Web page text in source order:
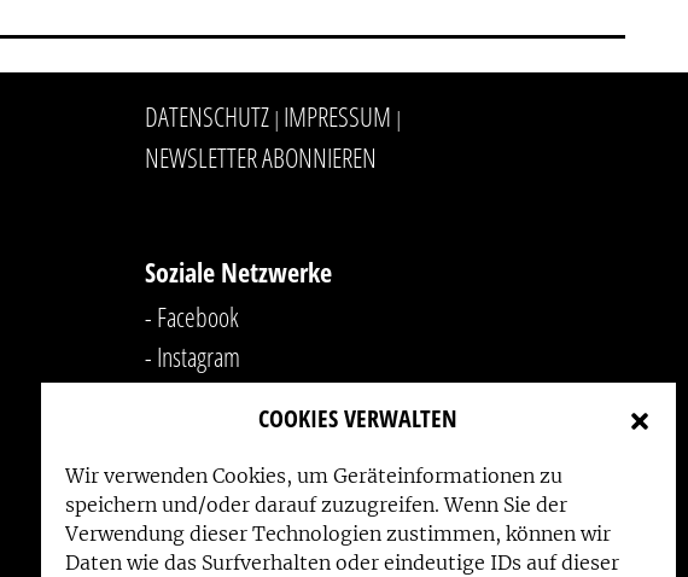
COOKIES VERWALTEN
Wir verwenden Cookies, um Geräteinformationen zu
speichern und/oder darauf zuzugreifen. Wenn Sie der
Verwendung dieser Technologien zustimmen, können wir
Daten wie das Surfverhalten oder eindeutige IDs auf dieser
DATENSCHUTZ | IMPRESSUM |
NEWSLETTER ABONNIEREN
Soziale Netzwerke
- Facebook
- Instagram